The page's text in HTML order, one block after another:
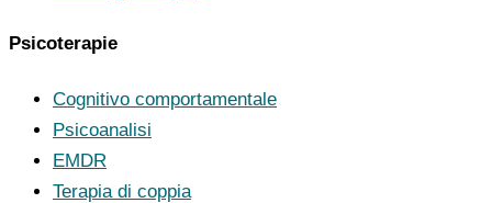
Psicoterapie
Cognitivo comportamentale
Psicoanalisi
EMDR
Terapia di coppia